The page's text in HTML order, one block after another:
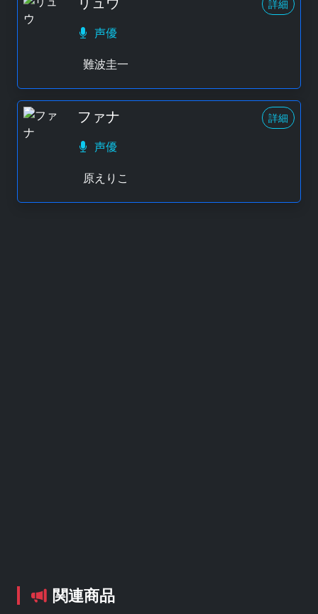
詳細
声優
難波圭一
ファナ 詳細
声優
原えりこ
関連商品